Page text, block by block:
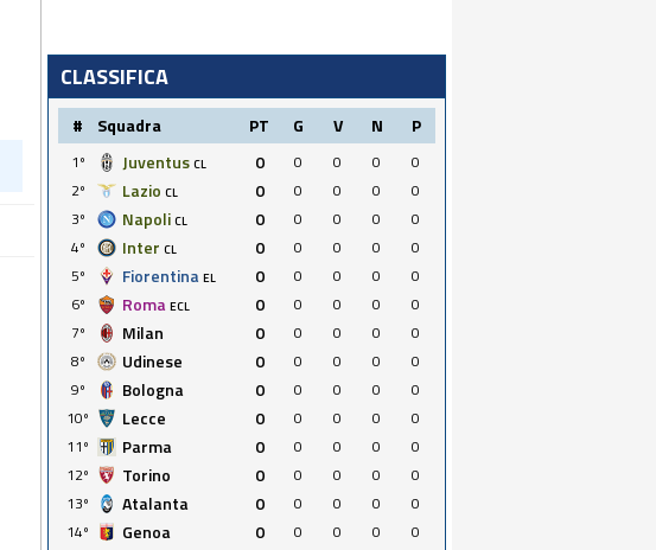
CLASSIFICA
# Squadra PT G V N P
1º Juventus CL 0 0 0 0
0
2º
Lazio CL 0 0 0 0
0
3º
Napoli CL 0 0 0 0
0
4º
Inter CL 0 0 0 0
0
5º
Fiorentina EL 0 0 0 0
0
6º
Roma ECL 0 0 0 0
0
7º
Milan 0 0 0 0
0
8º
Udinese 0 0 0 0
0
9º
Bologna 0 0 0 0
0
10º
Lecce 0 0 0 0
0
11º
Parma 0 0 0 0
0
12º
Torino 0 0 0 0
0
13º
Atalanta 0 0 0 0
0
14º
Genoa 0 0 0 0
0